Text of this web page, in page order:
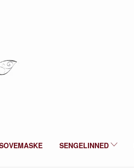
SENGELINNED